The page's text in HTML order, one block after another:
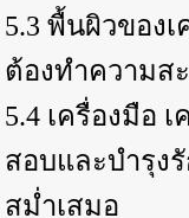
5.3 พื้นผิวของ
ต้องทำความส
5.4 เครื่องมือ
สอบและบำรุง
สม่ำเสมอ